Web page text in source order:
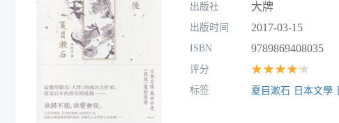
出版社 大牌
出版时间 2017-03-15
ISBN 9789869408035
评分 ★★★★★
标签 夏目漱石 日本文學